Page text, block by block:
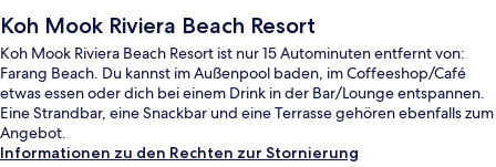
Koh Mook Riviera Beach Resort
Koh Mook Riviera Beach Resort ist nur 15 Autominuten entfernt von:
Farang Beach. Du kannst im Außenpool baden, im Coffeeshop/Café
etwas essen oder dich bei einem Drink in der Bar/Lounge entspannen.
Eine Strandbar, eine Snackbar und eine Terrasse gehören ebenfalls zum
Angebot.
Informationen zu den Rechten zur Stornierung